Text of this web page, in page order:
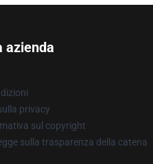
azienda
privacy
sul copyright
sulla trasparenza della catena